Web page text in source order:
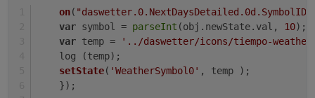
on( "daswetter.0.NextDaysDetailed.0d.SymbolID"
var symbol = parseInt (obj. newState. val , 10);
var temp =
'../daswetter/icons/tiempo-
    log (temp);
setState( 'WeatherSymbol0' , temp );
    });